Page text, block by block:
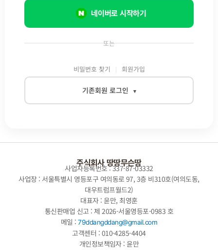
또는
비밀번호 찾기 회원가입
기존회원 로그인 ▾
로그인
네이버로 시작하기
주식회사 땅땅무슨땅
사업자등록번호 : 337-87-03332
사업장 : 서울특별시 영등포구 여의동로 97, 3층 비310호(여의도동,
대우트럼프월드2)
대표자 : 윤만, 최영훈
통신판매업 신고 : 제 2026-서울영등포-0983 호
메일 :79ddangddang@gmail.com
고객센터 : 010-4285-4404
개인정보책임자 : 윤만